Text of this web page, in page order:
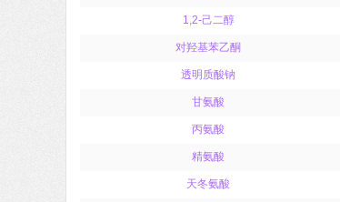
1,2-己二醇
对羟基苯乙酮
透明质酸钠
甘氨酸
丙氨酸
精氨酸
天冬氨酸